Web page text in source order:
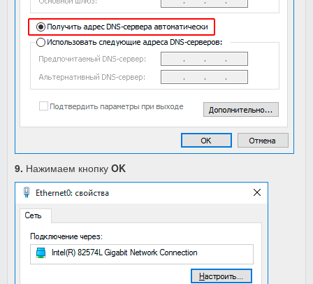
9. Нажимаем кнопку OK